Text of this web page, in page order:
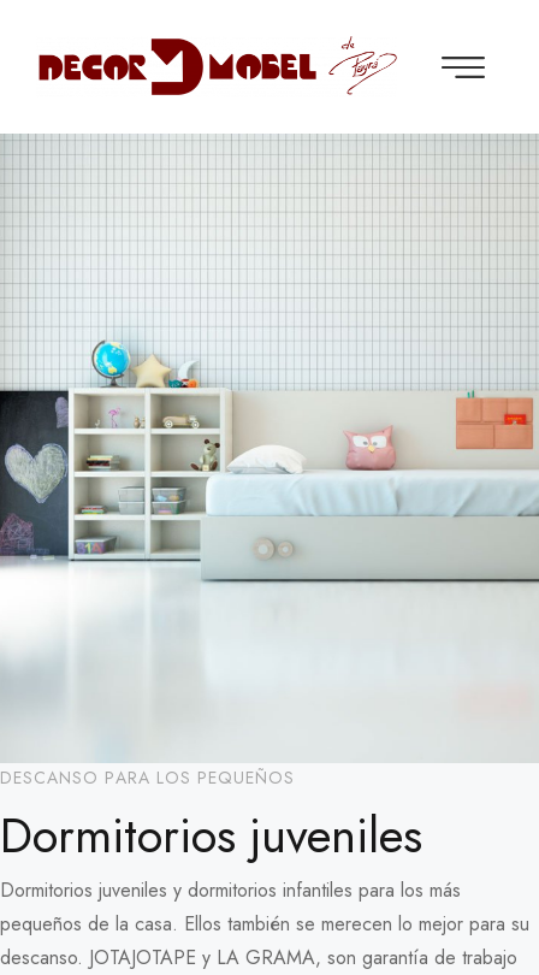
DESCANSO PARA LOS PEQUEÑOS
Dormitorios juveniles
Dormitorios juveniles y dormitorios infantiles para los más
pequeños de la casa. Ellos también se merecen lo mejor para su
descanso. JOTAJOTAPE y LA GRAMA, son garantía de trabajo